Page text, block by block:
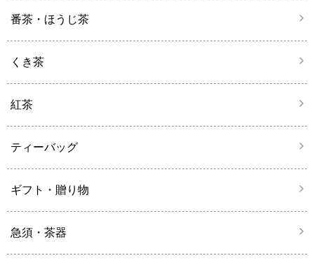
番茶・ほうじ茶
くき茶
紅茶
ティーバッグ
ギフト・贈り物
急須・茶器